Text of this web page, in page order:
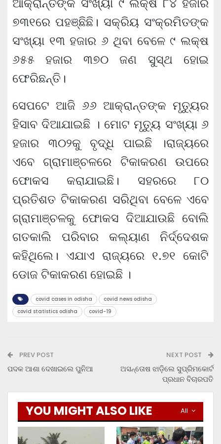
ଆକ୍ରାନ୍ତଙ୍କ ସଂଖ୍ୟା ୯ ଲକ୍ଷ ୮୪ ହଜାର
୭୩୧ରେ ପହଞ୍ଛିଛି। ସକ୍ରିୟ ସଂକ୍ରମିତଙ୍କ
ସଂଖ୍ୟା ୧୩ ହଜାର ୬ ଥିବା ବେଳେ ୯ ଲକ୍ଷ
୬୫୫ ହଜାର ୩୭୦ ଜଣ ସୁସ୍ଥ ହୋଇ
ଫେରିଛନ୍ତି।
ସେପଟେ ଆଜି ୬୬ ଆକ୍ରାନ୍ତଙ୍କ ମୃତ୍ୟୁର
ହିସାବ ଦିଆଯାଇଛି । ମୋଟ ମୃତ୍ୟୁ ସଂଖ୍ୟା ୬
ହଜାର ୩୦୨କୁ ବୃଦ୍ଧି ପାଇଛି ।ରାଜ୍ୟରେ
ଏବେ ଗ୍ରାମାଞ୍ଚଳରେ ଟିକାକରଣ ଉପରେ
ଫୋକସ କରାଯାଇଛି। ସହରରେ ୮୦
ପ୍ରତିଶତ ଟିକାକରଣ ସରିଥିବା ବେଳେ ଏବେ
ଗ୍ରାମାଞ୍ଚଳକୁ ଫୋକସ ଦିଆଯାଉଛି ବୋଲି
ଗତକାଲି ପରିବାର କଲ୍ୟାଣ ନିର୍ଦ୍ଦେଶକ
କହିଥିଲେ। ଏଯାଏ ରାଜ୍ୟରେ ୧.୭୧ କୋଟି
ଡୋଜ ଟିକାକରଣ ହୋଇଛି ।
covid cases in odisha
covid news odisha
covid statistics odisha
covid-19
PREV POST
ପଦକ ଆଶା ଦେଖାଇଲେ ପୁନିଆ
NEXT POST
ଅସନ୍ତୋଷ ଝାଡ଼ିଲେ ସୁପ୍ରିମକୋର୍ଟ
ପ୍ରଧାନ ବିଚାରପତି
All
YOU MIGHT ALSO LIKE